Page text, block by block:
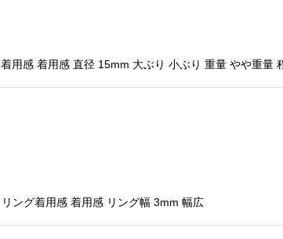
用感 着用感 直径 15mm 大ぶり 小ぶり 重量 やや重量
ング着用感 着用感 リング幅 3mm 幅広